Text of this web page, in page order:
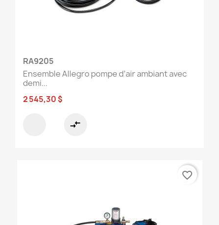
RA9205
Ensemble Allegro pompe d’air ambiant avec
demi...
2 545,30 $
compare_arrows
favorite_border